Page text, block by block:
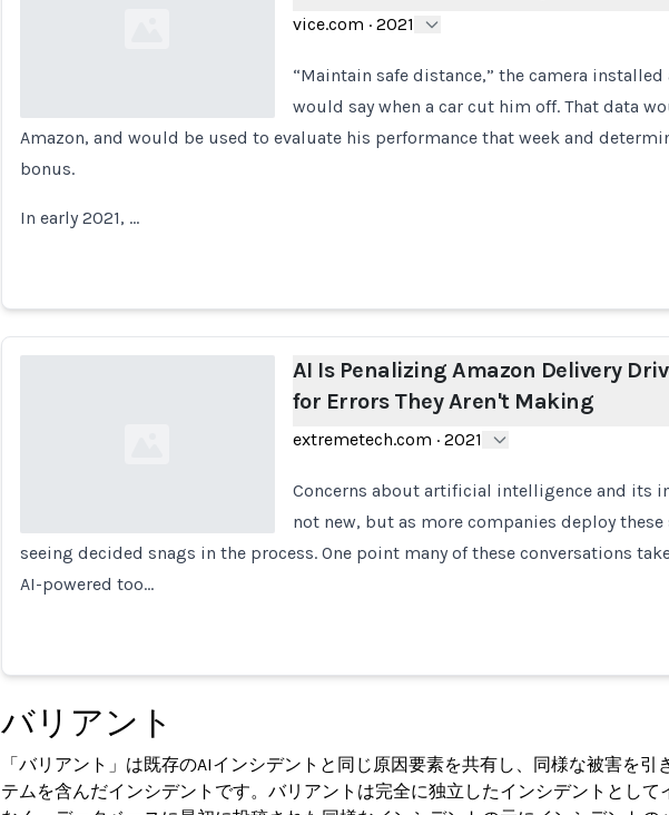
vice.com · 2021
“Maintain safe distance,” the camera installed
would say when a car cut him off. That data
Amazon, and would be used to evaluate his performance that week and
bonus.
In early 2021, …
AI Is Penalizing Amazon Delivery
for Errors They Aren't Making
extremetech.com · 2021
Concerns about artificial intelligence and its
not new, but as more companies deploy these
seeing decided snags in the process. One point many of these conversations
AI-powered too…
バリアント
「バリアント」は既存のAIインシデントと同じ原因要素を共有し、同様な被害を引
テムを含んだインシデントです。バリアントは完全に独立したインシデントとして